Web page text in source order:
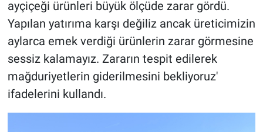
ayçiçeği ürünleri büyük ölçüde zarar gördü.
Yapılan yatırıma karşı değiliz ancak üreticimizin
aylarca emek verdiği ürünlerin zarar görmesine
sessiz kalamayız. Zararın tespit edilerek
mağduriyetlerin giderilmesini bekliyoruz'
ifadelerini kullandı.